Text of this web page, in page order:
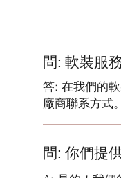
問: 軟裝服
答: 在我們的
廠商聯系方式。
問: 你們提